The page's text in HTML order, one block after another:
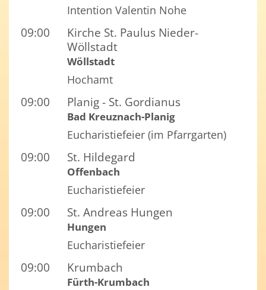
Intention Valentin Nohe
09:00
Kirche St. Paulus Nieder-
Wöllstadt
Wöllstadt
Hochamt
09:00 Planig - St. Gordianus
Bad Kreuznach-Planig
Eucharistiefeier (im Pfarrgarten)
09:00 St. Hildegard
Offenbach
Eucharistiefeier
09:00 St. Andreas Hungen
Hungen
Eucharistiefeier
09:00 Krumbach
Fürth-Krumbach